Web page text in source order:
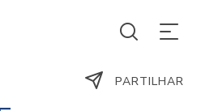
PARTILHAR